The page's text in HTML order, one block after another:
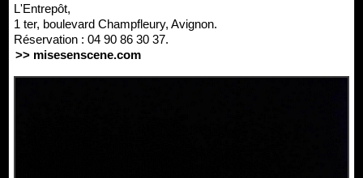
L'Entrepôt,
1 ter, boulevard Champfleury, Avignon.
Réservation : 04 90 86 30 37.
>> misesenscene.com